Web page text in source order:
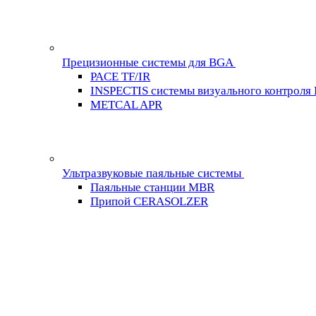
Прецизионные системы для BGA
PACE TF/IR
INSPECTIS системы визуального контроля
METCAL APR
Ультразвуковые паяльные системы
Паяльные станции MBR
Припой CERASOLZER